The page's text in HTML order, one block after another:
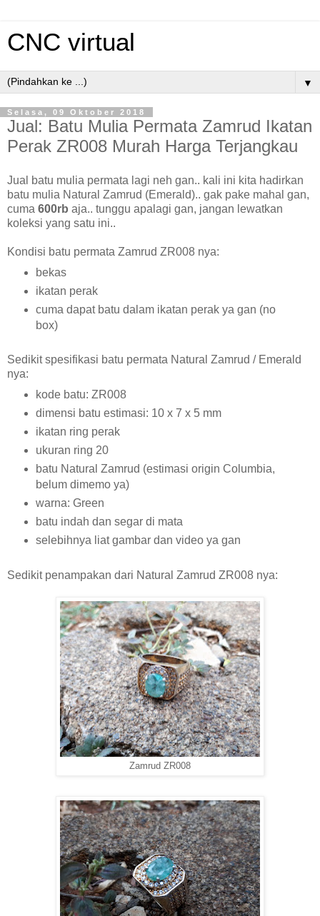
CNC virtual
▼
Selasa, 09 Oktober 2018
Jual: Batu Mulia Permata Zamrud Ikatan
Perak ZR008 Murah Harga Terjangkau
Jual batu mulia permata lagi neh gan.. kali ini kita hadirkan
batu mulia Natural Zamrud (Emerald).. gak pake mahal gan,
cuma 600rb aja.. tunggu apalagi gan, jangan lewatkan
koleksi yang satu ini..
Kondisi batu permata Zamrud ZR008 nya:
bekas
ikatan perak
cuma dapat batu dalam ikatan perak ya gan (no
box)
Sedikit spesifikasi batu permata Natural Zamrud / Emerald
nya:
kode batu: ZR008
dimensi batu estimasi: 10 x 7 x 5 mm
ikatan ring perak
ukuran ring 20
batu Natural Zamrud (estimasi origin Columbia,
belum dimemo ya)
warna: Green
batu indah dan segar di mata
selebihnya liat gambar dan video ya gan
Sedikit penampakan dari Natural Zamrud ZR008 nya:
Zamrud ZR008